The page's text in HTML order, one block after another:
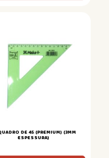
DE 45 (PREMIUM) (3MM
ESPESSURA)